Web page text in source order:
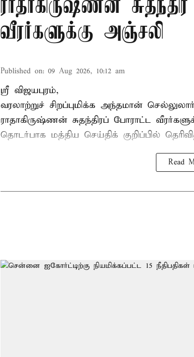
ராதாகிருஷ்ணன்
வீரர்களுக்கு அஞ்சலி
Published on: 09 Aug 2026, 10:12 am
ஸ்ரீ விஜயபுரம்,
வரலாற்றுச் சிறப்புமிக்க அந்தமான்
ராதாகிருஷ்ணன் சுதந்திரப் போராட்ட
தொடர்பாக மத்திய செய்திக் குறிப்பில்
Read